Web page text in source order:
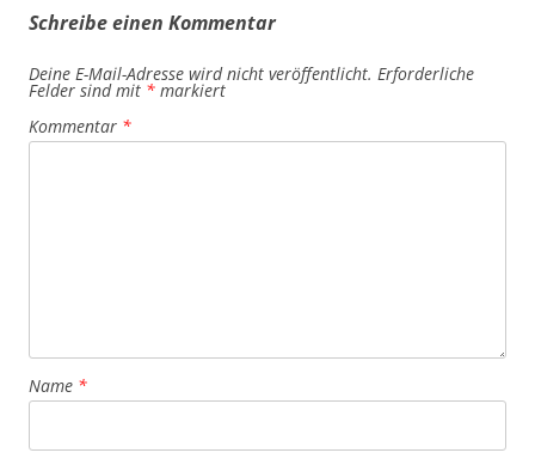
Schreibe einen Kommentar
Deine E-Mail-Adresse wird nicht veröffentlicht. Erforderliche
Felder sind mit * markiert
Kommentar *
Name *